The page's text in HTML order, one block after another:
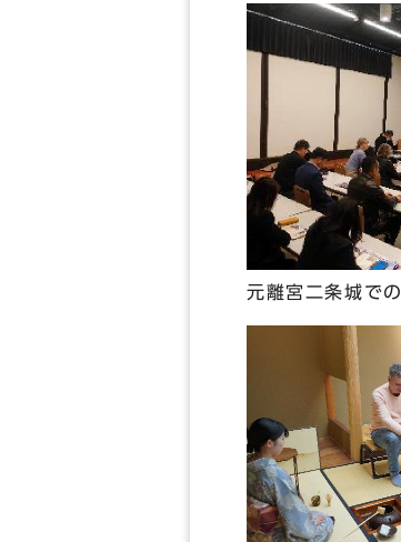
元離宮二条城で